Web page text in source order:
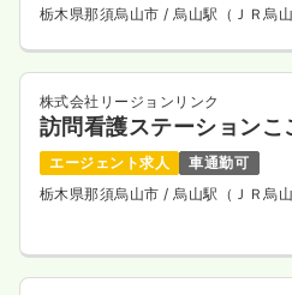
栃木県那須烏山市 / 烏山駅（ＪＲ烏
株式会社リージョンリンク
訪問看護ステーションこ
エージェント求人
車通勤可
栃木県那須烏山市/ 烏山駅（ＪＲ烏